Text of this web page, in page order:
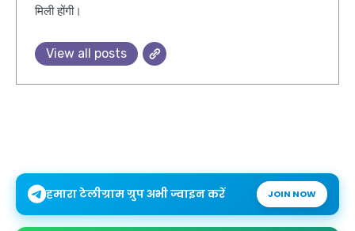
मिली होंगी।
View all posts
हमारा टेलीग्राम ग्रुप अभी ज्वाइन करें JOIN NOW